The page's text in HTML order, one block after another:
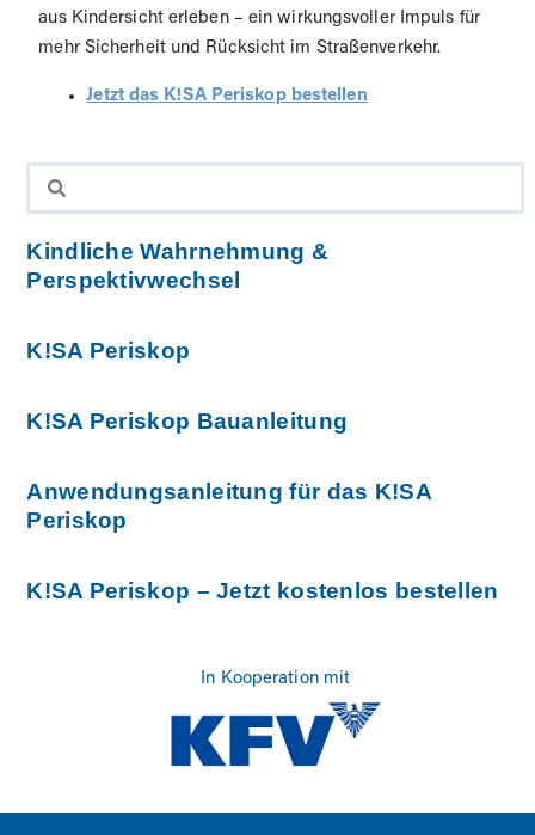
aus Kindersicht erleben – ein wirkungsvoller Impuls für
mehr Sicherheit und Rücksicht im Straßenverkehr.
Jetzt das K!SA Periskop bestellen
Kindliche Wahrnehmung &
Perspektivwechsel
K!SA Periskop
K!SA Periskop Bauanleitung
Anwendungsanleitung für das K!SA
Periskop
K!SA Periskop – Jetzt kostenlos bestellen
In Kooperation mit